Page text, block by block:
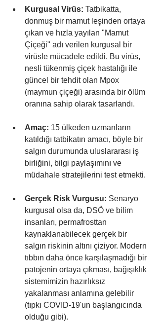
Kurgusal Virüs: Tatbikatta,
donmuş bir mamut leşinden ortaya
çıkan ve hızla yayılan "Mamut
Çiçeği" adı verilen kurgusal bir
virüsle mücadele edildi. Bu virüs,
nesli tükenmiş çiçek hastalığı ile
güncel bir tehdit olan Mpox
(maymun çiçeği) arasında bir ölüm
oranına sahip olarak tasarlandı.
Amaç: 15 ülkeden uzmanların
katıldığı tatbikatın amacı, böyle bir
salgın durumunda uluslararası iş
birliğini, bilgi paylaşımını ve
müdahale stratejilerini test etmekti.
Gerçek Risk Vurgusu: Senaryo
kurgusal olsa da, DSÖ ve bilim
insanları, permafrosttan
kaynaklanabilecek gerçek bir
salgın riskinin altını çiziyor. Modern
tıbbın daha önce karşılaşmadığı bir
patojenin ortaya çıkması, bağışıklık
sistemimizin hazırlıksız
yakalanması anlamına gelebilir
(tıpkı COVID-19'un başlangıcında
olduğu gibi).